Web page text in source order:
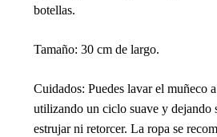
botellas.
Tamaño: 30 cm de largo.
Cuidados: Puedes lavar el muñeco
utilizando un ciclo suave y dejando
estrujar ni retorcer. La ropa se